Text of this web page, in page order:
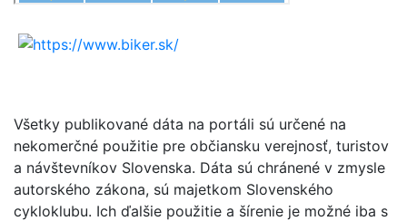
Všetky publikované dáta na portáli sú určené na
nekomerčné použitie pre občiansku verejnosť, turistov
a návštevníkov Slovenska. Dáta sú chránené v zmysle
autorského zákona, sú majetkom Slovenského
cykloklubu. Ich ďalšie použitie a šírenie je možné iba s